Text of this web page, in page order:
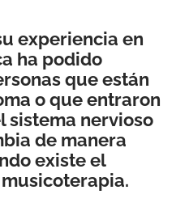
experiencia en
ha podido
que están
o que entraron
sistema nervioso
de manera
existe el